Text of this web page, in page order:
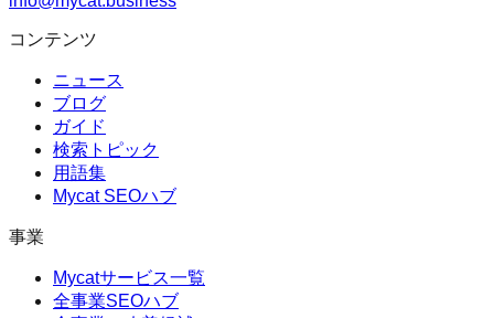
コンテンツ
ニュース
ブログ
ガイド
検索トピック
用語集
Mycat SEOハブ
事業
Mycatサービス一覧
全事業SEOハブ